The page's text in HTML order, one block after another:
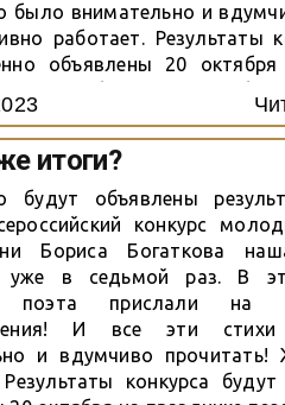
было внимательно и
работает. Результаты
объявлены 20
и на официальном сайте.
итоги?
будут объявлены
конкурс
Бориса Богаткова
уже в седьмой раз. В
поэта прислали на
И все эти
и вдумчиво прочитать!
конкурса